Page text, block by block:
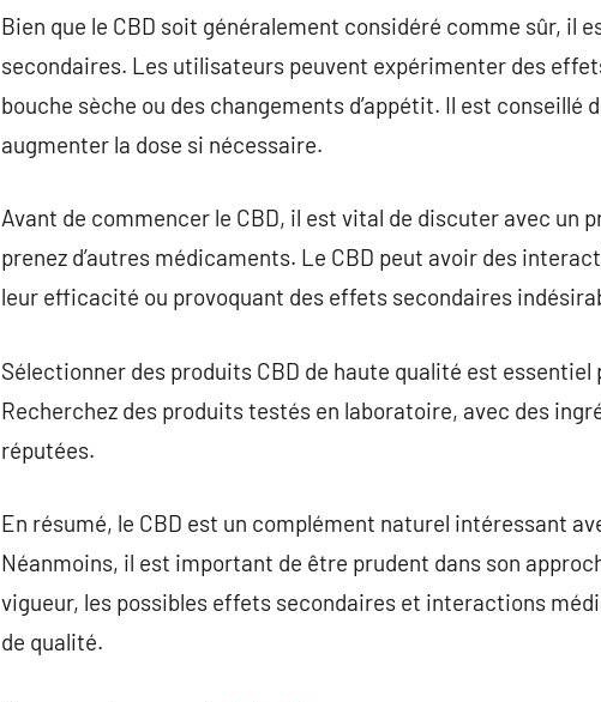
Bien que le CBD soit généralement considéré comme sûr, il
secondaires. Les utilisateurs peuvent expérimenter des
bouche sèche ou des changements d’appétit. Il est
augmenter la dose si nécessaire.
Avant de commencer le CBD, il est vital de discuter avec un
prenez d’autres médicaments. Le CBD peut avoir des
leur efficacité ou provoquant des effets secondaires
Sélectionner des produits CBD de haute qualité est
Recherchez des produits testés en laboratoire, avec des
réputées.
En résumé, le CBD est un complément naturel intéressant
Néanmoins, il est important de être prudent dans son
vigueur, les possibles effets secondaires et interactions
de qualité.